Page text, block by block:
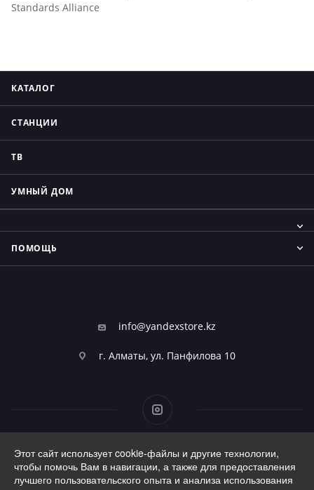
Standards Alliance
КАТАЛОГ
СТАНЦИИ
ТВ
УМНЫЙ ДОМ
ПОМОЩЬ
info@yandexstore.kz
г. Алматы, ул. Панфилова 10
2026 © Фирменный магазин Алисы
Этот сайт использует cookie-файлы и другие технологии,
чтобы помочь Вам в навигации, а также для предоставления
лучшего пользовательского опыта и анализа использования